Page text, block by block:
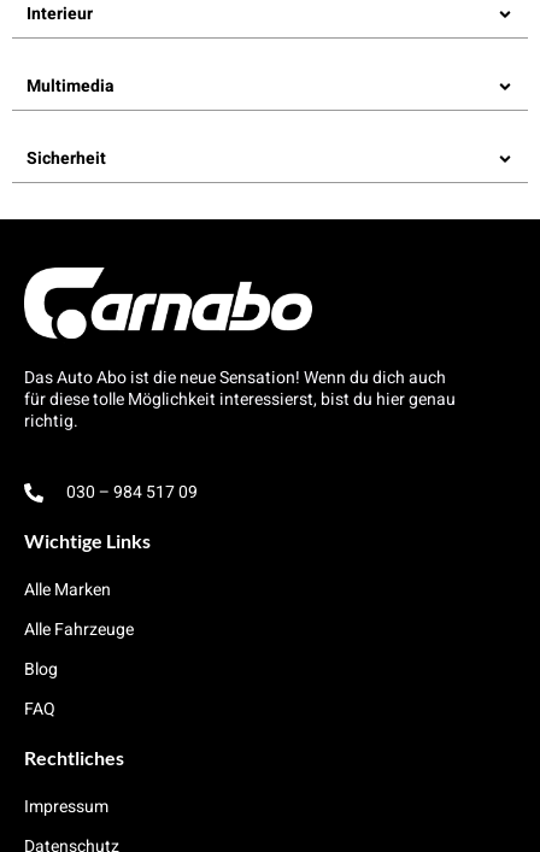
Interieur
Multimedia
Sicherheit
Das Auto Abo ist die neue Sensation! Wenn du dich auch
für diese tolle Möglichkeit interessierst, bist du hier genau
richtig.
030 – 984 517 09
Wichtige Links
Alle Marken
Alle Fahrzeuge
Blog
FAQ
Rechtliches
Impressum
Datenschutz